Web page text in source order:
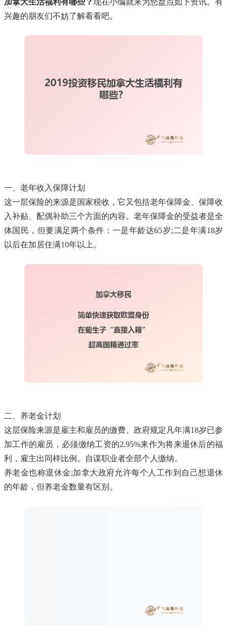
兴趣的朋友们不妨了解看看吧。
一、老年收入保障计划
这一层保险的来源是国家税收，它又包括老年保障金、保障收
入补贴、配偶补助三个方面的内容。老年保障金的受益者是全
体国民，但要满足两个条件：一是年龄达65岁;二是年满18岁
以后在加居住满10年以上。
二、养老金计划
这层保险来源是雇主和雇员的缴费。政府规定凡年满18岁已参
加工作的雇员，必须缴纳工资的2.95%来作为将来退休后的福
利，雇主出同样比例。自谋职业者全部个人缴纳。
养老金也称退休金;加拿大政府允许每个人工作到自己想退休
的年龄，但养老金数量有区别。